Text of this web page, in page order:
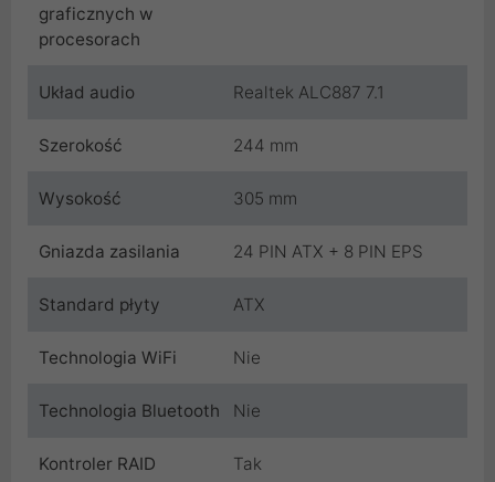
graficznych w
procesorach
Układ audio Realtek ALC887 7.1
Szerokość 244 mm
Wysokość 305 mm
Gniazda zasilania 24 PIN ATX + 8 PIN EPS
Standard płyty ATX
Technologia WiFi Nie
Technologia Bluetooth Nie
Kontroler RAID Tak